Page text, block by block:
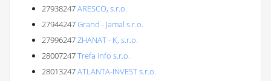
27938247ARESCO, s.r.o.
27944247Grand - Jamal s.r.o.
27996247ZHANAT - K, s.r.o.
28007247Trefa info s.r.o.
28013247ATLANTA-INVEST s.r.o.